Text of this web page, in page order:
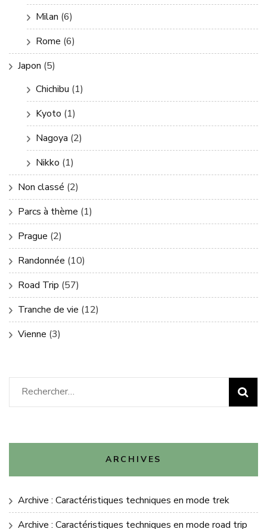
Milan (6)
Rome (6)
Japon (5)
Chichibu (1)
Kyoto (1)
Nagoya (2)
Nikko (1)
Non classé (2)
Parcs à thème (1)
Prague (2)
Randonnée (10)
Road Trip (57)
Tranche de vie (12)
Vienne (3)
Rechercher :
ARCHIVES
Archive : Caractéristiques techniques en mode trek
Archive : Caractéristiques techniques en mode road trip